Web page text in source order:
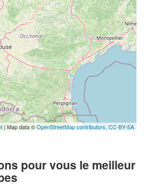
| Map data ©OpenStreetMap contributors, CC-BY-SA
pour vous le meilleur